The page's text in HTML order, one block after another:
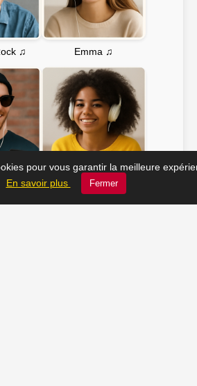
♫ Emma ♫
♫ Soline ♫
pour vous garantir la meilleure
En savoir plus
Fermer